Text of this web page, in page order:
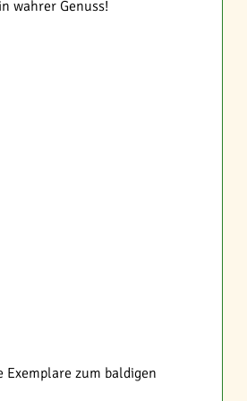
wahrer Genuss!
zum baldigen